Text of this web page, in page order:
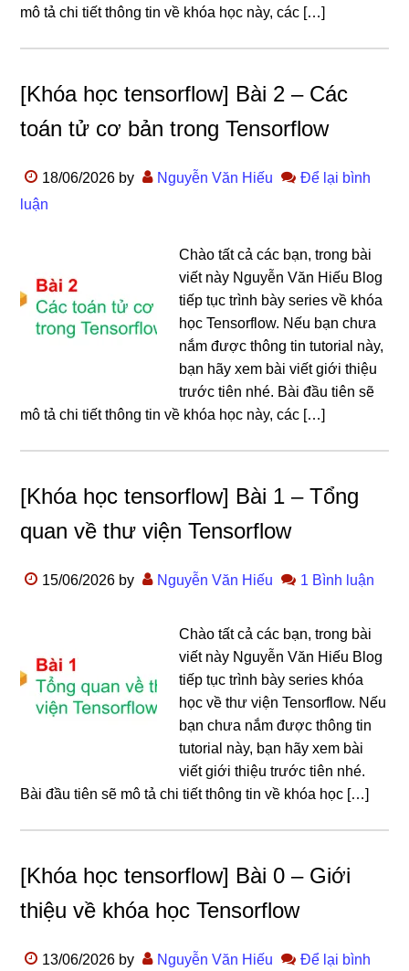
mô tả chi tiết thông tin về khóa học này, các […]
[Khóa học tensorflow] Bài 2 – Các
toán tử cơ bản trong Tensorflow
18/06/2026 by Nguyễn Văn Hiếu
Để lại bình
luận
Chào tất cả các bạn, trong bài
viết này Nguyễn Văn Hiếu Blog
tiếp tục trình bày series về khóa
học Tensorflow. Nếu bạn chưa
nắm được thông tin tutorial này,
bạn hãy xem bài viết giới thiệu
trước tiên nhé. Bài đầu tiên sẽ
mô tả chi tiết thông tin về khóa học này, các […]
[Khóa học tensorflow] Bài 1 – Tổng
quan về thư viện Tensorflow
15/06/2026 by Nguyễn Văn Hiếu 1 Bình luận
Chào tất cả các bạn, trong bài
viết này Nguyễn Văn Hiếu Blog
tiếp tục trình bày series khóa
học về thư viện Tensorflow. Nếu
bạn chưa nắm được thông tin
tutorial này, bạn hãy xem bài
viết giới thiệu trước tiên nhé.
Bài đầu tiên sẽ mô tả chi tiết thông tin về khóa học […]
[Khóa học tensorflow] Bài 0 – Giới
thiệu về khóa học Tensorflow
13/06/2026 by Nguyễn Văn Hiếu Để lại bình